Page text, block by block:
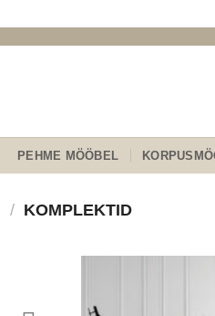
PEHME MÖÖBEL
/ KOMPLEKTID